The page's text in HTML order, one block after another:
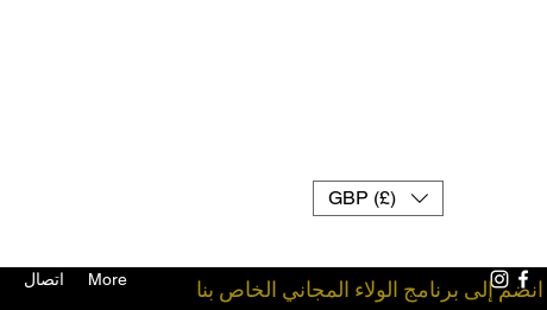
GBP (£)
اتصال More انضم إلى برنامج الولاء المجاني الخاص بنا